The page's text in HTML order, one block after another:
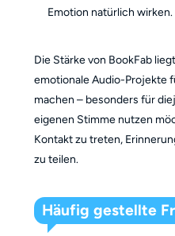
Emotion natürlich wirken.
Die Stärke von BookFab
emotionale Audio-Projekte
machen – besonders für
eigenen Stimme nutzen
Kontakt zu treten,
zu teilen.
Häufig gestellte